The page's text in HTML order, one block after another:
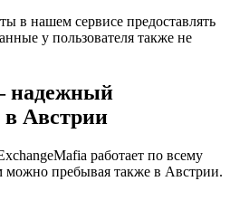
нашем сервисе предоставлять
у пользователя также не
надежный
Австрии
работает по всему
можно пребывая также в Австрии.